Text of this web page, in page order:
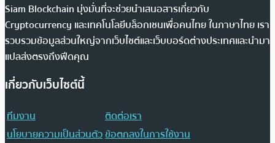
Siam Blockchain มุ่งมั่นที่จะช่วยนำเสนอสารเกี่ยวกับ
Cryptocurrency และเทคโนโลยีบล็อกเชนเพื่อคนไทย ในภาษาไทย เรา
รวบรวมข้อมูลส่วนใหญ่จากเว็บไซต์และเว็บบอร์ดต่างประเทศและนำมา
แปลส่งตรงถึงฟีดคุณ
เกี่ยวกับเว็บไซต์นี้
ทีมงาน
ติดต่อเรา
นโยบายความเป็นส่วนตัวข้อตกลงในการใช้งาน